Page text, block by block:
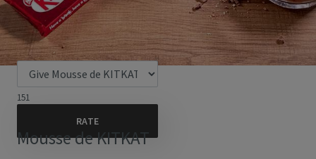
151
Mousse de KITKAT